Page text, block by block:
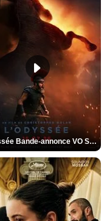
L'Odyssée Bande-annonce VO STFR